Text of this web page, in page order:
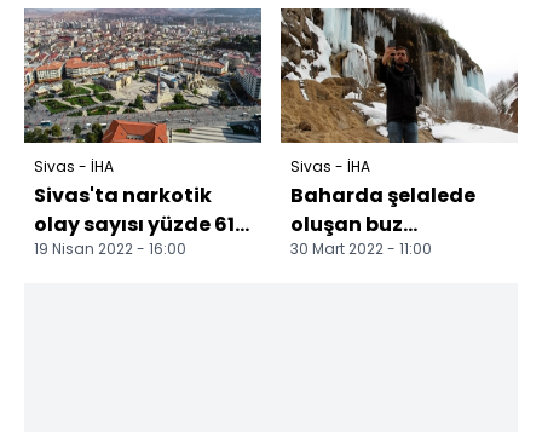
Sivas - İHA
Sivas'ta narkotik
olay sayısı yüzde 61
arttı Sivas'ta 2021
19 Nisan 2022 - 16:00
Sivas - İHA
Baharda şelalede
oluşan buz
sarkıtları, turkuaza
30 Mart 2022 - 11:00